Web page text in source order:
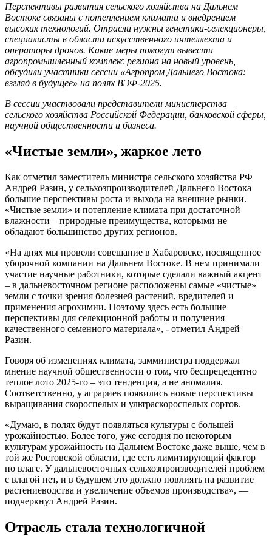
Перспективы развития сельского хозяйства на Дальнем
Востоке связаны с потеплением климата и внедрением
высоких технологий. Отрасли нужны генетики-селекционеры,
специалисты в области искусственного интеллекта и
операторы дронов. Какие меры помогут вывести
агропромышленный комплекс региона на новый уровень,
обсудили участники сессии «Агропром Дальнего Востока:
взгляд в будущее» на полях ВЭФ-2025.
В сессии участвовали представители министерства
сельского хозяйства Российской Федерации, банковской сферы,
научной общественности и бизнеса.
«Чистые земли», жаркое лето
Как отметил заместитель министра сельского хозяйства РФ
Андрей Разин, у сельхозпроизводителей Дальнего Востока
большие перспективы роста и выхода на внешние рынки.
«Чистые земли» и потепление климата при достаточной
влажности – природные преимущества, которыми не
обладают большинство других регионов.
«На днях мы провели совещание в Хабаровске, посвященное
уборочной компании на Дальнем Востоке. В нем принимали
участие научные работники, которые сделали важный акцент
– в дальневосточном регионе расположены самые «чистые»
земли с точки зрения болезней растений, вредителей и
применения агрохимии. Поэтому здесь есть большие
перспективы для селекционной работы и получения
качественного семенного материала», - отметил Андрей
Разин.
Говоря об изменениях климата, замминистра поддержал
мнение научной общественности о том, что беспрецедентно
теплое лото 2025-го – это тенденция, а не аномалия.
Соответственно, у аграриев появились новые перспективы
выращивания скороспелых и ультраскороспелых сортов.
«Думаю, в полях будут появляться культуры с большей
урожайностью. Более того, уже сегодня по некоторым
культурам урожайность на Дальнем Востоке даже выше, чем в
той же Ростовской области, где есть лимитирующий фактор
по влаге. У дальневосточных сельхозпроизводителей проблем
с влагой нет, и в будущем это должно повлиять на развитие
растениеводства и увеличение объемов производства», —
подчеркнул Андрей Разин.
Отрасль стала технологичной